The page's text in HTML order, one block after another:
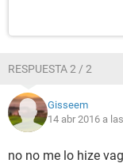
RESPUESTA 2 / 2
Gisseem
14 abr 2016 a
no no me lo hize